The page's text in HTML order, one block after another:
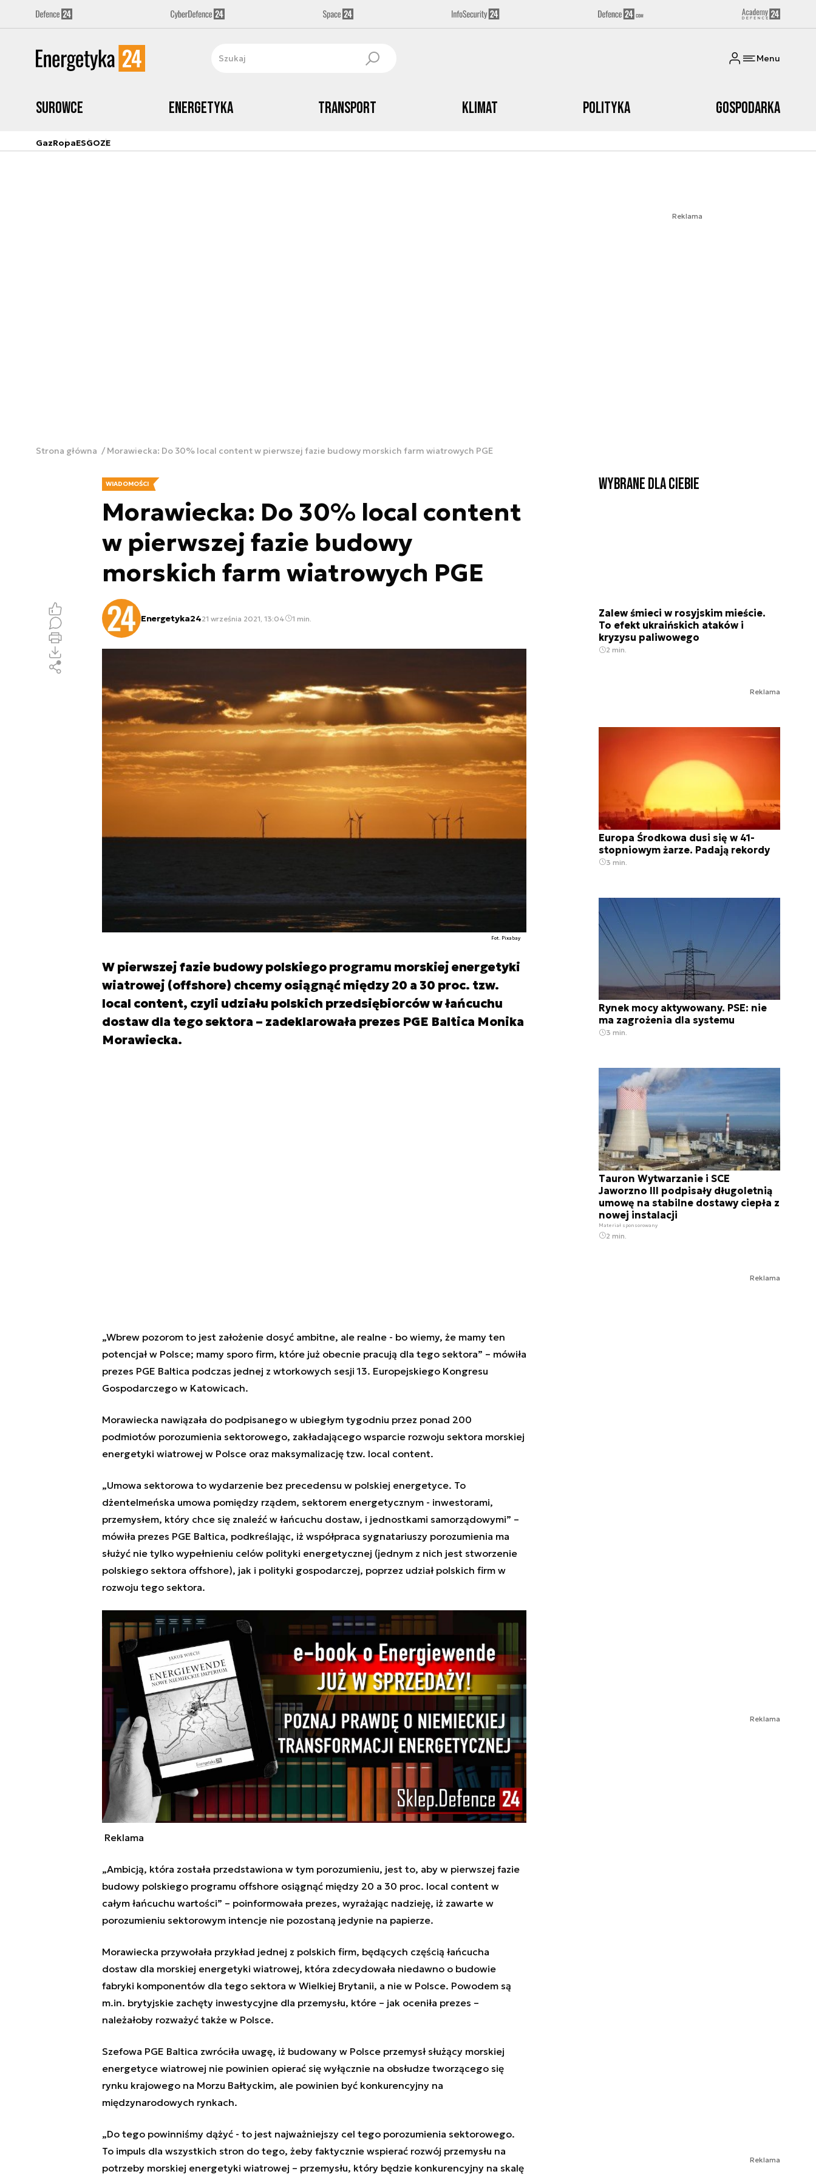
Menu
Surowce Energetyka Transport Klimat Polityka Gospodarka
GazRopaESGOZE
Reklama
Strona główna Morawiecka: Do 30% local content w pierwszej fazie budowy morskich farm wiatrowych PGE
WIADOMOŚCI
Morawiecka: Do 30% local content
w pierwszej fazie budowy
morskich farm wiatrowych PGE
Energetyka2421 września 2021, 13:04 1 min.
Fot. Pixabay
W pierwszej fazie budowy polskiego programu morskiej energetyki
wiatrowej (offshore) chcemy osiągnąć między 20 a 30 proc. tzw.
local content, czyli udziału polskich przedsiębiorców w łańcuchu
dostaw dla tego sektora – zadeklarowała prezes PGE Baltica Monika
Morawiecka.
„Wbrew pozorom to jest założenie dosyć ambitne, ale realne - bo wiemy, że mamy ten
potencjał w Polsce; mamy sporo firm, które już obecnie pracują dla tego sektora” – mówiła
prezes PGE Baltica podczas jednej z wtorkowych sesji 13. Europejskiego Kongresu
Gospodarczego w Katowicach.
Morawiecka nawiązała do podpisanego w ubiegłym tygodniu przez ponad 200
podmiotów porozumienia sektorowego, zakładającego wsparcie rozwoju sektora morskiej
energetyki wiatrowej w Polsce oraz maksymalizację tzw. local content.
„Umowa sektorowa to wydarzenie bez precedensu w polskiej energetyce. To
dżentelmeńska umowa pomiędzy rządem, sektorem energetycznym - inwestorami,
przemysłem, który chce się znaleźć w łańcuchu dostaw, i jednostkami samorządowymi” –
mówiła prezes PGE Baltica, podkreślając, iż współpraca sygnatariuszy porozumienia ma
służyć nie tylko wypełnieniu celów polityki energetycznej (jednym z nich jest stworzenie
polskiego sektora offshore), jak i polityki gospodarczej, poprzez udział polskich firm w
rozwoju tego sektora.
Reklama
„Ambicją, która została przedstawiona w tym porozumieniu, jest to, aby w pierwszej fazie
budowy polskiego programu offshore osiągnąć między 20 a 30 proc. local content w
całym łańcuchu wartości” – poinformowała prezes, wyrażając nadzieję, iż zawarte w
porozumieniu sektorowym intencje nie pozostaną jedynie na papierze.
Morawiecka przywołała przykład jednej z polskich firm, będących częścią łańcucha
dostaw dla morskiej energetyki wiatrowej, która zdecydowała niedawno o budowie
fabryki komponentów dla tego sektora w Wielkiej Brytanii, a nie w Polsce. Powodem są
m.in. brytyjskie zachęty inwestycyjne dla przemysłu, które – jak oceniła prezes –
należałoby rozważyć także w Polsce.
Szefowa PGE Baltica zwróciła uwagę, iż budowany w Polsce przemysł służący morskiej
energetyce wiatrowej nie powinien opierać się wyłącznie na obsłudze tworzącego się
rynku krajowego na Morzu Bałtyckim, ale powinien być konkurencyjny na
międzynarodowych rynkach.
„Do tego powinniśmy dążyć - to jest najważniejszy cel tego porozumienia sektorowego.
To impuls dla wszystkich stron do tego, żeby faktycznie wspierać rozwój przemysłu na
potrzeby morskiej energetyki wiatrowej – przemysłu, który będzie konkurencyjny na skalę
Wybrane dla Ciebie
Zalew śmieci w rosyjskim mieście.
To efekt ukraińskich ataków i
kryzysu paliwowego
2 min.
Reklama
Europa Środkowa dusi się w 41-
stopniowym żarze. Padają rekordy
3 min.
Rynek mocy aktywowany. PSE: nie
ma zagrożenia dla systemu
3 min.
Tauron Wytwarzanie i SCE
Jaworzno III podpisały długoletnią
umowę na stabilne dostawy ciepła z
nowej instalacji
Materiał sponsorowany
2 min.
Reklama
Reklama
Reklama